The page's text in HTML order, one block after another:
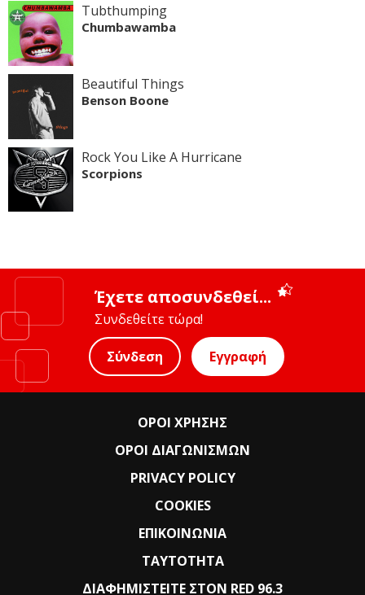
Tubthumping
Chumbawamba
Beautiful Things
Benson Boone
Rock You Like A Hurricane
Scorpions
Έχετε αποσυνδεθεί...
Συνδεθείτε τώρα!
Σύνδεση Εγγραφή
ΟΡΟΙ ΧΡΗΣΗΣ
ΟΡΟΙ ΔΙΑΓΩΝΙΣΜΩΝ
PRIVACY POLICY
COOKIES
ΕΠΙΚΟΙΝΩΝΙΑ
ΤΑΥΤΟΤΗΤΑ
ΔΙΑΦΗΜΙΣΤΕΙΤΕ ΣΤΟΝ RED 96.3